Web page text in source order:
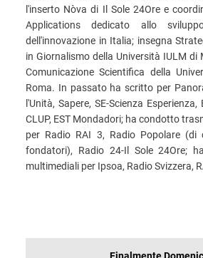
l'inserto Nòva di Il Sole 24Ore e
Applications dedicato allo
dell'innovazione in Italia; insegna
in Giornalismo della Università IULM di
Comunicazione Scientifica della
Roma. In passato ha scritto per
l'Unità, Sapere, SE-Scienza
CLUP, EST Mondadori; ha condotto
per Radio RAI 3, Radio Popolare
fondatori), Radio 24-Il Sole 24Ore;
multimediali per Ipsoa, Radio Svizzera,